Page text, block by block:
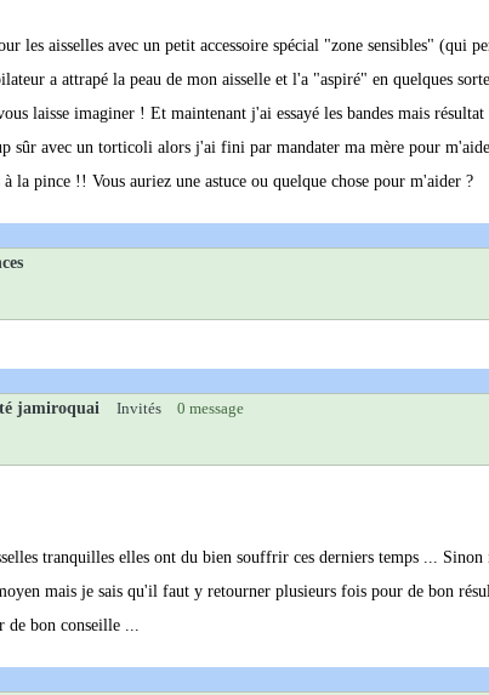
les aisselles avec un petit accessoire spécial "zone sensibles" (qui
a attrapé la peau de mon aisselle et l'a "aspiré" en quelques
laisse imaginer ! Et maintenant j'ai essayé les bandes mais
sûr avec un torticoli alors j'ai fini par mandater ma mère pour
la pince !! Vous auriez une astuce ou quelque chose pour m'aider ?
jamiroquai Invités 0 message
tranquilles elles ont du bien souffrir ces derniers temps ...
mais je sais qu'il faut y retourner plusieurs fois pour de bon
de bon conseille ...